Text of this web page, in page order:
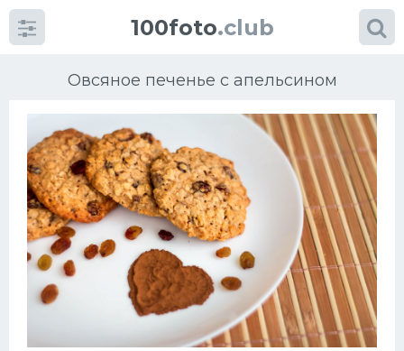
100foto.club
Овсяное печенье с апельсином
Категориикартинок
Супы
Мясные блюда